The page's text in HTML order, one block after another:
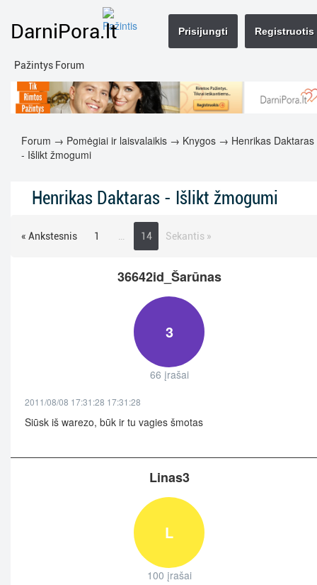
DarniPora.lt
Pažintys Forum
Registruotis
Prisijungti
Forum → Pomėgiai ir laisvalaikis → Knygos → Henrikas Daktaras
- Išlikt žmogumi
Henrikas Daktaras - Išlikt žmogumi
« Ankstesnis 1 14 Sekantis »
36642id_Šarūnas
3
66 įrašai
2011/08/08 17:31:28 17:31:28
Siūsk iš warezo, būk ir tu vagies šmotas
Linas3
L
100 įrašai